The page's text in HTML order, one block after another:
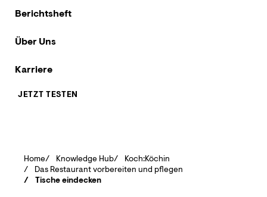
Berichtsheft
Über Uns
Karriere
JETZT TESTEN
Home Knowledge Hub
Koch:Köchin
Das Restaurant vorbereiten und pflegen
Tische eindecken